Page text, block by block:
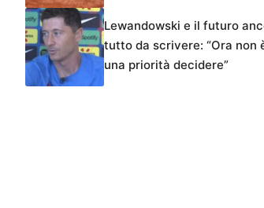
Lewandowski e il futuro
tutto da scrivere: “Ora non
una priorità decidere”